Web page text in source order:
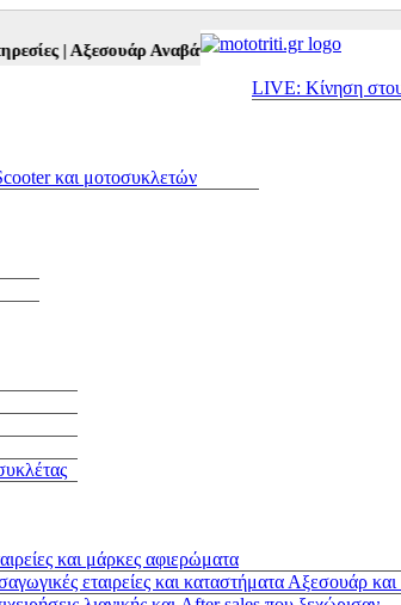
Αναβάτη και Μοτοσυκλέτας |
LIVE: Κίνηση
και μοτοσυκλετών
και μάρκες αφιερώματα
εταιρείες και καταστήματα Αξεσουάρ